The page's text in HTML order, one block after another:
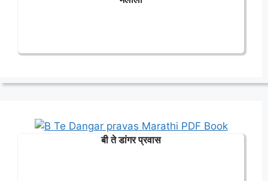
बी ते डांगर प्रवास